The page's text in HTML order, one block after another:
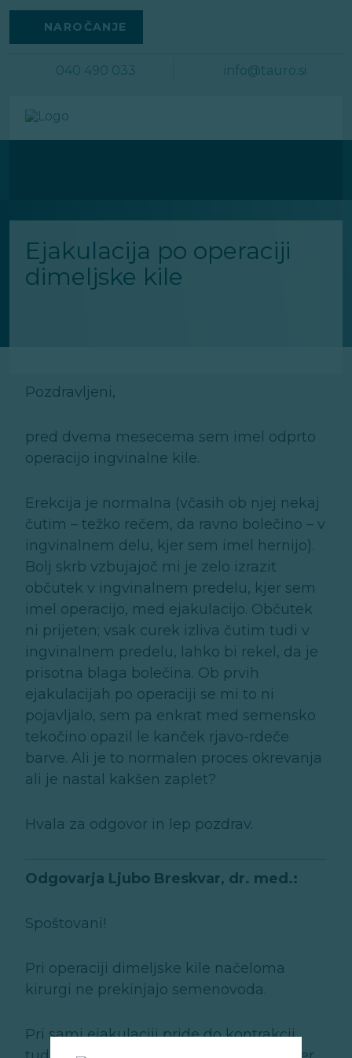
vsebino
040 490 033 info@tauro.si
NAROČANJE
Ejakulacija po operaciji
dimeljske kile
Pozdravljeni,
pred dvema mesecema sem imel odprto
operacijo ingvinalne kile.
Erekcija je normalna (včasih ob njej nekaj
čutim – težko rečem, da ravno bolečino – v
ingvinalnem delu, kjer sem imel hernijo).
Bolj skrb vzbujajoč mi je zelo izrazit
občutek v ingvinalnem predelu, kjer sem
imel operacijo, med ejakulacijo. Občutek
ni prijeten; vsak curek izliva čutim tudi v
ingvinalnem predelu, lahko bi rekel, da je
prisotna blaga bolečina. Ob prvih
ejakulacijah po operaciji se mi to ni
pojavljalo, sem pa enkrat med semensko
tekočino opazil le kanček rjavo-rdeče
barve. Ali je to normalen proces okrevanja
ali je nastal kakšen zaplet?
Hvala za odgovor in lep pozdrav.
Odgovarja Ljubo Breskvar, dr. med.:
Spoštovani!
Pri operaciji dimeljske kile načeloma
kirurgi ne prekinjajo semenovoda.
Pri sami ejakulaciji pride do kontrakcij